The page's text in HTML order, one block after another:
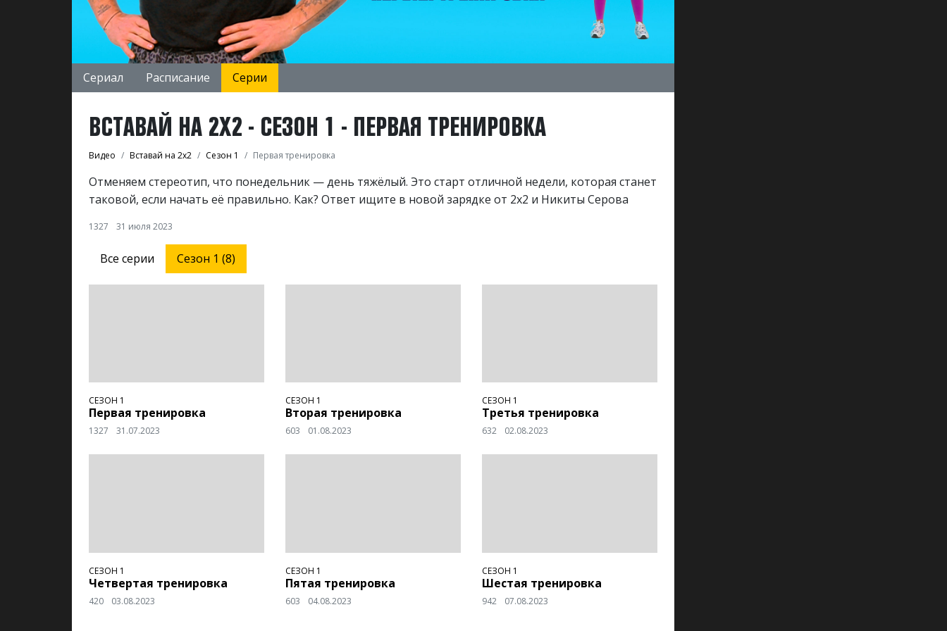
Сериал Расписание Серии
ВСТАВАЙ НА 2Х2 - СЕЗОН 1 - ПЕРВАЯ ТРЕНИРОВКА
Видео Вставай на 2х2 Сезон 1 Первая тренировка
Отменяем стереотип, что понедельник — день тяжёлый. Это старт отличной недели, которая станет
таковой, если начать её правильно. Как? Ответ ищите в новой зарядке от 2х2 и Никиты Серова
1327 31 июля 2023
Все серии Сезон 1 (8)
СЕЗОН 1
Первая тренировка
1327 31.07.2023
СЕЗОН 1
Вторая тренировка
603 01.08.2023
СЕЗОН 1
Третья тренировка
632 02.08.2023
СЕЗОН 1
Четвертая тренировка
420 03.08.2023
СЕЗОН 1
Пятая тренировка
603 04.08.2023
СЕЗОН 1
Шестая тренировка
942 07.08.2023